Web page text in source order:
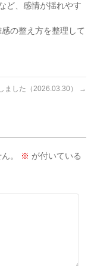
ど、感情が揺れやす
の整え方を整理して
ました（2026.03.30） →
。 ※ が付いている